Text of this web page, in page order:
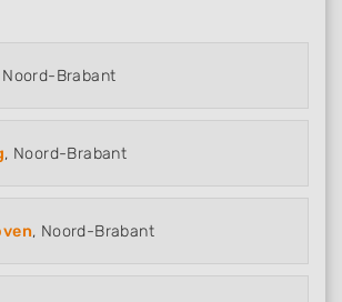
Noord-Brabant
, Noord-Brabant
, Noord-Brabant